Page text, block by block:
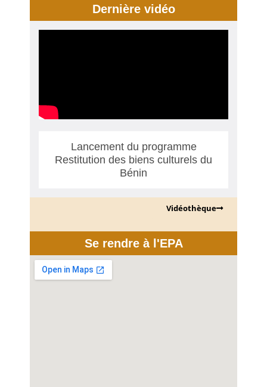
Dernière vidéo
Lancement du programme
Restitution des biens culturels du
Bénin
Vidéothèque
Se rendre à l'EPA